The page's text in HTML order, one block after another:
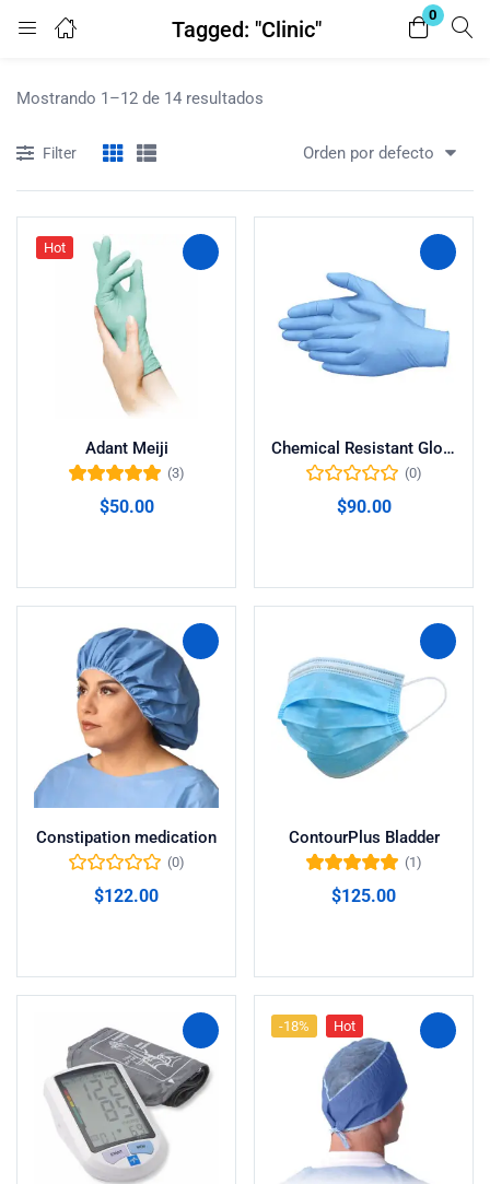
Tagged: "Clinic"
0
Login
Remember me Lost password?
Mostrando 1–12 de 14 resultados
Filter Orden por defecto
Hot
Adant Meiji
de 5
(3)
$50.00
Chemical Resistant Gloves
(0)
$90.00
Constipation medication
(0)
$122.00
ContourPlus Bladder
de 5
(1)
$125.00
-18% Hot